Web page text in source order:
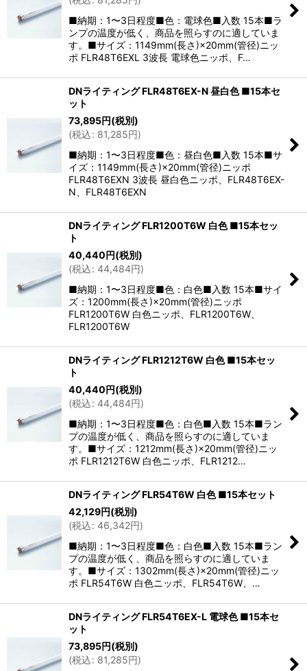
■納期：1〜3日程度■色：電球色■入数 15本■ラ
ンプの温度が低く、商品を照らすのに適していま
す。■サイズ：1149mm(長さ)×20mm(管径)ニッ
ポ FLR48T6EXL 3波長 電球色ニッポ、F…
DNライティング FLR48T6EX-N 昼白色 ■15本セ
ット
73,895円(税別)
(税込: 81,285円)
■納期：1〜3日程度■色：昼白色■入数 15本■サ
イズ：1149mm(長さ)×20mm(管径)ニッポ
FLR48T6EXN 3波長 昼白色ニッポ、FLR48T6EX-
N、FLR48T6EXN
DNライティング FLR1200T6W 白色 ■15本セッ
ト
40,440円(税別)
(税込: 44,484円)
■納期：1〜3日程度■色：白色■入数 15本■サイ
ズ：1200mm(長さ)×20mm(管径)ニッポ
FLR1200T6W 白色ニッポ、FLR1200T6W、
FLR1200T6W
DNライティング FLR1212T6W 白色 ■15本セッ
ト
40,440円(税別)
(税込: 44,484円)
■納期：1〜3日程度■色：白色■入数 15本■ラン
プの温度が低く、商品を照らすのに適していま
す。■サイズ：1212mm(長さ)×20mm(管径)ニッ
ポ FLR1212T6W 白色ニッポ、FLR1212…
DNライティング FLR54T6W 白色 ■15本セット
42,129円(税別)
(税込: 46,342円)
■納期：1〜3日程度■色：白色■入数 15本■ラン
プの温度が低く、商品を照らすのに適していま
す。■サイズ：1302mm(長さ)×20mm(管径)ニッ
ポ FLR54T6W 白色ニッポ、FLR54T6W、…
DNライティング FLR54T6EX-L 電球色 ■15本セ
ット
73,895円(税別)
(税込: 81,285円)